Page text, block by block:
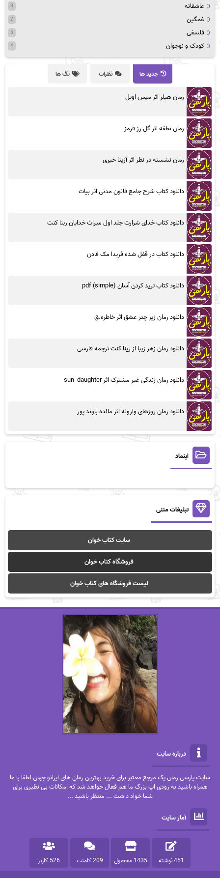
عاشقانه 8
غمگین 2
فلسفی 5
کودک و نوجوان 4
جدید ها نظرات تگ ها
رمان هیلر اثر میس اویل
رمان نطفه اثر گل رز قرمز
رمان نشسته در نظر اثر آزیتا خیری
دانلود کتاب شرح جامع قانون مدنی اثر بیات
دانلود کتاب خدای شرارت جلد اول میراث خدایان رینا کنت
دانلود کتاب در قفل شده فریدا مک فادن
دانلود کتاب ترید کردن آسان (simple) pdf
دانلود رمان زیر چتر عشق اثر خاطره.ق
دانلود رمان زهر زیبا از رینا کنت ترجمه فارسی
دانلود رمان زندگی غیر مشترک اثر sun_daughter
دانلود رمان روزهای وارونه اثر مائده باوند پور
اینماد
تبلیغات متنی
سایت کتاب خوان
فروشگاه کتاب خوان
لیست فروشگاه های کتاب خوان
درباره سایت
سایت پارسی رمان یک مرجع معتبر برای خرید بهترین رمان های ایرانو جهان لطفا با ما
همراه باشید به زودی اپ بزرگ ما هم فعال خواهد شد که امکانات بی نظیری برای
شما خواد داشت ... منتظر باشید ...
آمار سایت
451 نوشته 1435 محصول 209 کامنت 526 کاربر